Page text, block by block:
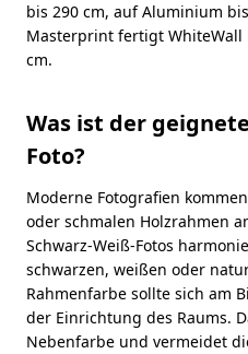
bis 290 cm, auf Aluminium
Masterprint fertigt WhiteWall
cm.
Was ist der
Foto?
Moderne Fotografien
oder schmalen Holzrahmen
Schwarz-Weiß-Fotos
schwarzen, weißen oder
Rahmenfarbe sollte sich am
der Einrichtung des Raums.
Nebenfarbe und vermeidet